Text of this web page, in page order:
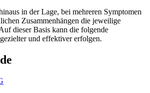
in der Lage, bei mehreren Symptomen
Zusammenhängen die jeweilige
dieser Basis kann die folgende
und effektiver erfolgen.